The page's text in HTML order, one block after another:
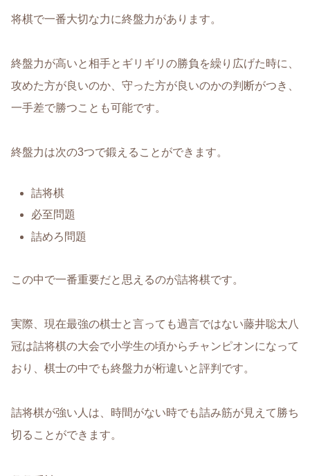
将棋で一番大切な力に終盤力があります。
終盤力が高いと相手とギリギリの勝負を繰り広げた時に、
攻めた方が良いのか、守った方が良いのかの判断がつき、
一手差で勝つことも可能です。
終盤力は次の3つで鍛えることができます。
詰将棋
必至問題
詰めろ問題
この中で一番重要だと思えるのが詰将棋です。
実際、現在最強の棋士と言っても過言ではない藤井聡太八
冠は詰将棋の大会で小学生の頃からチャンピオンになって
おり、棋士の中でも終盤力が桁違いと評判です。
詰将棋が強い人は、時間がない時でも詰み筋が見えて勝ち
切ることができます。